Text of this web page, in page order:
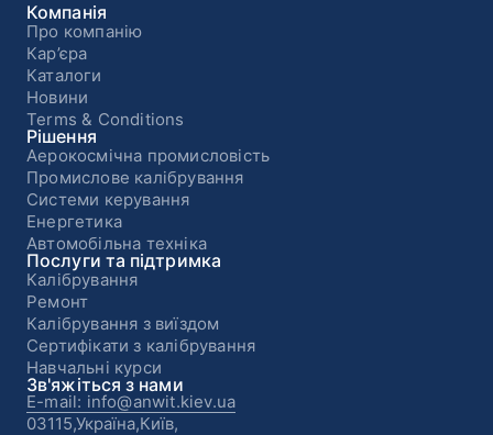
Компанія
Про компанію
Кар’єра
Каталоги
Новини
Terms & Conditions
Рішення
Аерокосмічна промисловість
Промислове калібрування
Системи керування
Енергетика
Автомобільна техніка
Послуги та підтримка
Калібрування
Ремонт
Калібрування з виїздом
Сертифікати з калібрування
Навчальні курси
Зв'яжіться з нами
E-mail: info@anwit.kiev.ua
03115,Україна,Київ,